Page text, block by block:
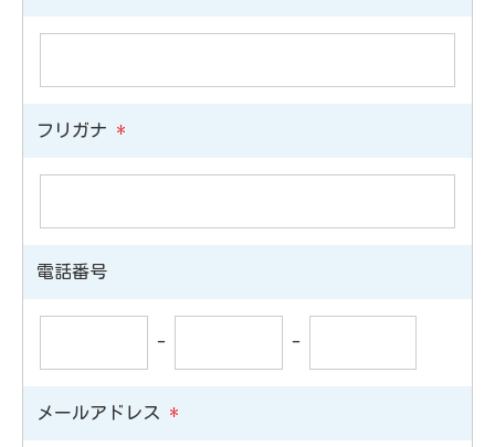
フリガナ *
電話番号
- -
メールアドレス *